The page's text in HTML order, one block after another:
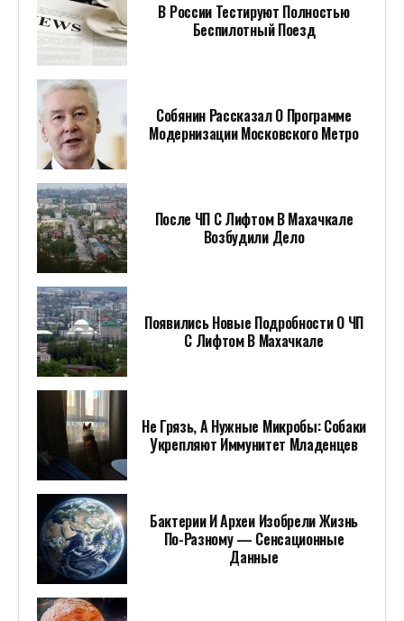
В России Тестируют Полностью
Беспилотный Поезд
Собянин Рассказал О Программе
Модернизации Московского Метро
После ЧП С Лифтом В Махачкале
Возбудили Дело
Появились Новые Подробности О ЧП
С Лифтом В Махачкале
Не Грязь, А Нужные Микробы: Собаки
Укрепляют Иммунитет Младенцев
Бактерии И Археи Изобрели Жизнь
По-Разному — Сенсационные
Данные